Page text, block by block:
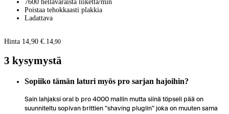
7600 hellävaraista liikettä/min
Poistaa tehokkaasti plakkia
Ladattava
Hinta 14,90 €. 14,90
3 kysymystä
Sopiiko tämän laturi myös pro sarjan hajoihin?
Sain lahjaksi oral b pro 4000 mallin mutta siinä töpseli pää on
suunniteltu sopivan brittien "shaving plugiin" joka on muuten sama